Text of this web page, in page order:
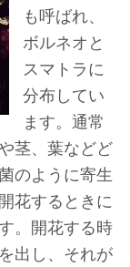
も呼ばれ、
ボルネオと
スマトラに
分布してい
ます。通常
茎、葉などど
のように寄生
花するときに
。開花する時
出し、それが